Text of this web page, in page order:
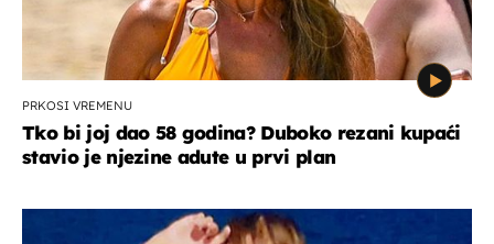
PRKOSI VREMENU
Tko bi joj dao 58 godina? Duboko rezani kupaći
stavio je njezine adute u prvi plan